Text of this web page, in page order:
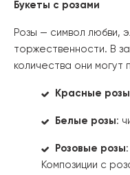
Букеты с розами
Розы — символ любви,
торжественности. В
количества они
Красные розы
Белые розы:
Розовые розы
Композиции с